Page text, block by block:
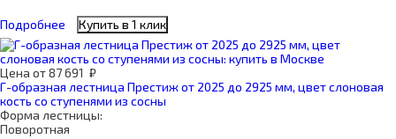
Подробнее Купить в 1 клик
Цена от87 691 ₽
Г-образная лестница Престиж от 2025 до 2925 мм, цвет слоновая
кость со ступенями из сосны
Форма лестницы:
Поворотная